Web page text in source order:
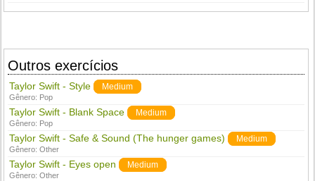
Outros exercícios
Taylor Swift - Style Medium
Gênero: Pop
Taylor Swift - Blank Space Medium
Gênero: Pop
Taylor Swift - Safe & Sound (The hunger games) Medium
Gênero:Other
Taylor Swift - Eyes open Medium
Gênero:Other